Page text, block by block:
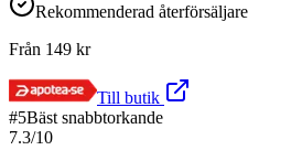
Rekommenderad återförsäljare
Från 149 kr
Till butik
#5Bäst snabbtorkande
7.3/10